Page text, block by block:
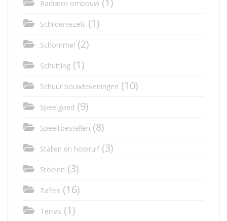
Radiator ombouw
Schildersezels (1)
Schommel (2)
Schutting (1)
Schuur bouwtekeningen (10)
Speelgoed (9)
Speeltoestellen (8)
Stallen en hooiruif(3)
Stoelen (3)
Tafels (16)
Terras (1)